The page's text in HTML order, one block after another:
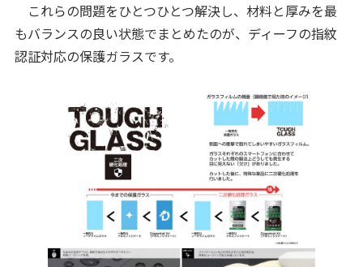
これらの問題をひとつひとつ解決し、材料と厚みを最
もバランスの良い状態でまとめたのが、ディーフの指紋
認証対応の保護ガラスです。